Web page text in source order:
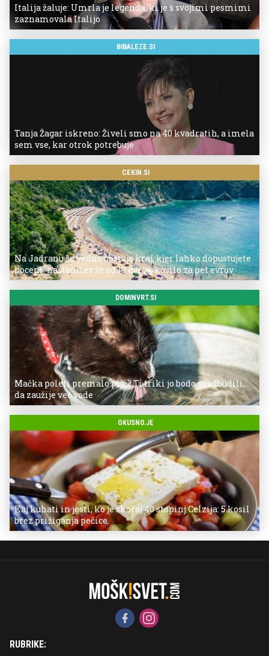
Italija žaluje: Umrla je legenda, ki je s svojimi pesmimi
zaznamovala Italijo
BIBALEZE.SI
Tanja Žagar iskreno: Živeli smo na 40 kvadratih, a imela
sem vse, kar otrok potrebuje
CEKIN.SI
Na Jadranu še vedno obstaja kraj, kjer lahko dopustujete
poceni: nastanitev že od 10 evrov, kosilo za pet evrov
DOMINVRT.SI
Mačka poleti premalo pije? Ti triki jo bodo spodbudili,
da zaužije več vode
OKUSNO.JE
Kaj kuhati in jesti, ko je skoraj 40 stopinj Celzija: 5 kosil
brez prižiganja pečice
RUBRIKE: